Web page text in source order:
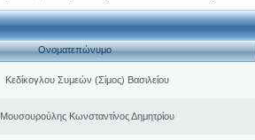
Ονοματεπώνυμο
Κεδίκογλου Συμεών (Σίμος) Βασιλείου
Μουσουρούλης Κωνσταντίνος Δημητρίου